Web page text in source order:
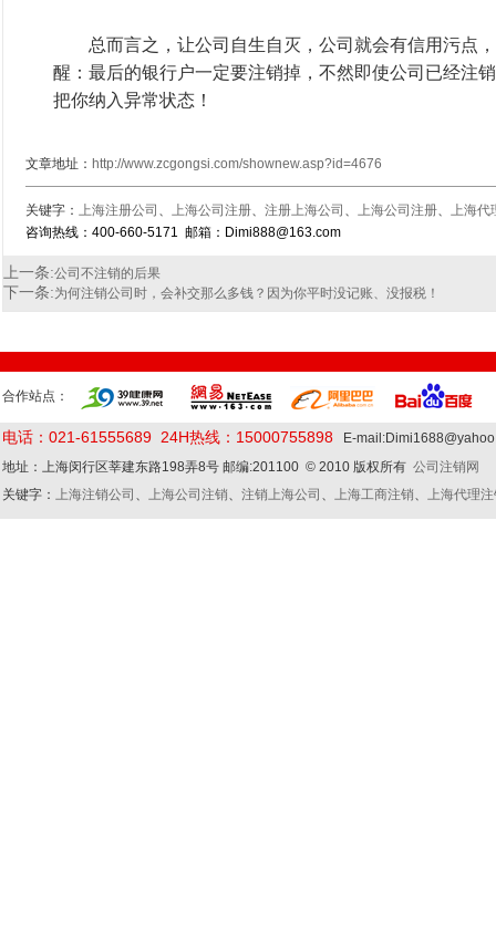
总而言之，让公司自生自灭，公司就会有信用污点，
醒：最后的银行户一定要注销掉，不然即使公司已经注
把你纳入异常状态！
文章地址： http://www.zcgongsi.com/shownew.asp?id=4676
关键字： 上海注册公司 、 上海公司注册、 注册上海公司 、 上海公司注册、 上海代
咨询热线：400-660-5171 邮箱：Dimi888@163.com
上一条:公司不注销的后果
下一条:为何注销公司时，会补交那么多钱？因为你平时没记账、没报税！
合作站点：
电话：021-61555689 24H热线：15000755898 E-
地址：上海闵行区莘建东路198弄8号 邮编:201100 © 2010 版权所有 公司注销网
关键字： 上海注销公司 、 上海公司注销、 注销上海公司 、 上海工商注销、 上海代理